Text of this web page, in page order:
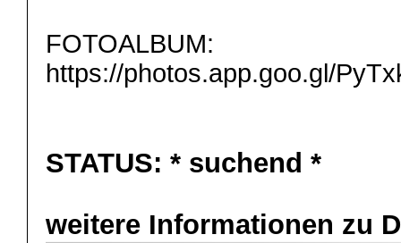
FOTOALBUM:
https://photos.app.goo.gl/
STATUS: * suchend *
weitere Informationen zu